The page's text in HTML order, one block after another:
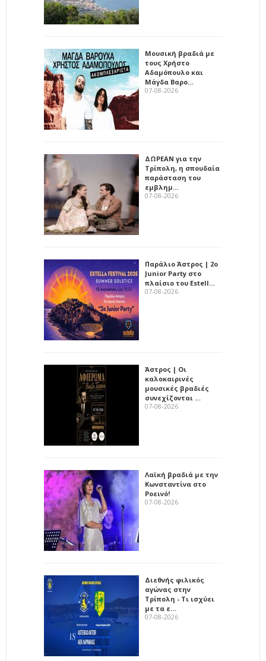
Μουσική βραδιά με
τους Χρήστο
Αδαμόπουλο και
Μάγδα Βαρο…
07-08-2026
ΔΩΡΕΑΝ για την
Τρίπολη, η σπουδαία
παράσταση του
εμβλημ…
07-08-2026
Παράλιο Άστρος | 2ο
Junior Party στο
πλαίσιο του Estell…
07-08-2026
Άστρος | Οι
καλοκαιρινές
μουσικές βραδιές
συνεχίζονται …
07-08-2026
Λαϊκή βραδιά με την
Κωνσταντίνα στο
Ροεινό!
07-08-2026
Διεθνής φιλικός
αγώνας στην
Τρίπολη - Τι ισχύει
με τα ε…
07-08-2026